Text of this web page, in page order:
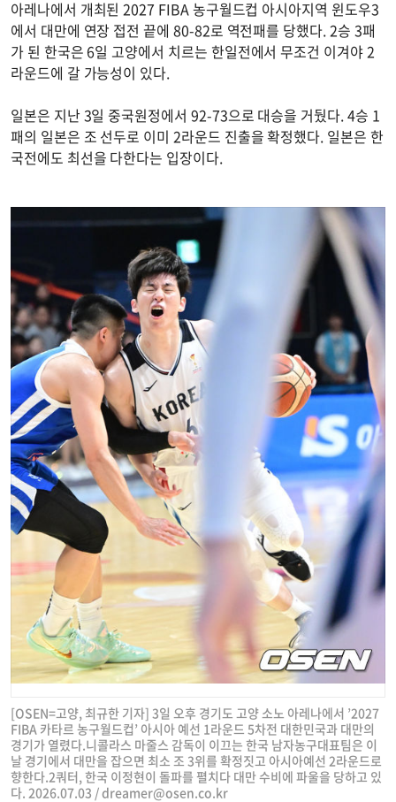
아레나에서 개최된 2027 FIBA 농구월드컵 아시아지역 윈도우3
에서 대만에 연장 접전 끝에 80-82로 역전패를 당했다. 2승 3패
가 된 한국은 6일 고양에서 치르는 한일전에서 무조건 이겨야 2
라운드에 갈 가능성이 있다.
일본은 지난 3일 중국원정에서 92-73으로 대승을 거뒀다. 4승 1
패의 일본은 조 선두로 이미 2라운드 진출을 확정했다. 일본은 한
국전에도 최선을 다한다는 입장이다.
[OSEN=고양, 최규한 기자] 3일 오후 경기도 고양 소노 아레나에서 ’2027
FIBA 카타르 농구월드컵’ 아시아 예선 1라운드 5차전 대한민국과 대만의
경기가 열렸다.니콜라스 마줄스 감독이 이끄는 한국 남자농구대표팀은 이
날 경기에서 대만을 잡으면 최소 조 3위를 확정짓고 아시아예선 2라운드로
향한다.2쿼터, 한국 이정현이 돌파를 펼치다 대만 수비에 파울을 당하고 있
다. 2026.07.03 /dreamer@osen.co.kr